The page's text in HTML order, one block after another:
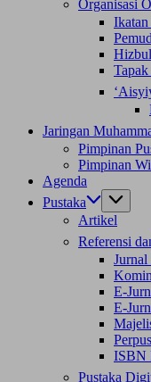
Organisasi
Jaringan
Pimpinan
Pimpinan
Agenda
Pustaka
Artikel
Referensi
E-
E-
ISBN
Pustaka